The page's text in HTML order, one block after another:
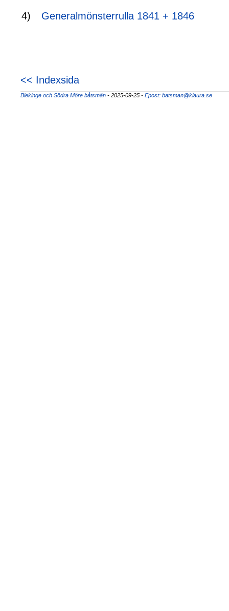
4) Generalmönsterrulla 1841 + 1846
<< Indexsida
Blekinge och Södra Möre båtsmän - 2025-09-25 - Epost: batsman@klaura.se